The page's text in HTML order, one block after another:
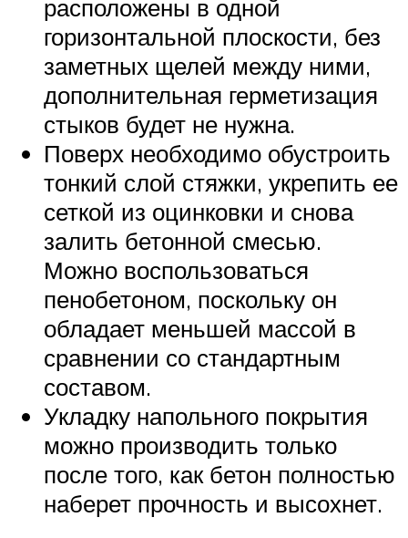
расположены в одной
горизонтальной плоскости, без
заметных щелей между ними,
дополнительная герметизация
стыков будет не нужна.
Поверх необходимо обустроить
тонкий слой стяжки, укрепить ее
сеткой из оцинковки и снова
залить бетонной смесью.
Можно воспользоваться
пенобетоном, поскольку он
обладает меньшей массой в
сравнении со стандартным
составом.
Укладку напольного покрытия
можно производить только
после того, как бетон полностью
наберет прочность и высохнет.